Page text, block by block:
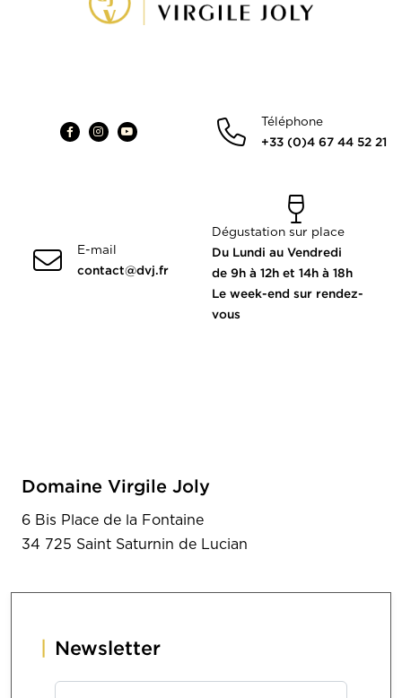
Téléphone
+33 (0)4 67 44 52 21
E-mail
contact@dvj.fr
Dégustation sur place
Du Lundi au Vendredi
de 9h à 12h et 14h à 18h
Le week-end sur rendez-
vous
Domaine Virgile Joly
6 Bis Place de la Fontaine
34 725 Saint Saturnin de Lucian
Newsletter